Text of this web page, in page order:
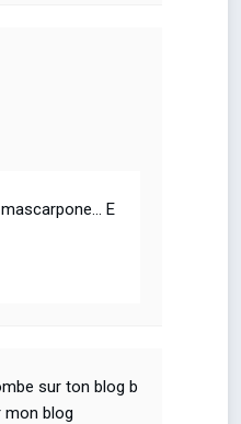
E
sur ton blog b
mon blog